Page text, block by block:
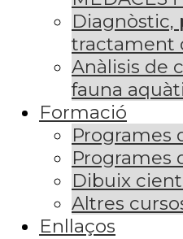
Diagnòstic,
tractament
Anàlisis de
fauna
Formació
Programes
Programes
Dibuix
Altres
Enllaços